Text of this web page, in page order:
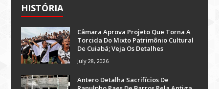
HISTÓRIA
Câmara Aprova Projeto Que Torna A
Torcida Do Mixto Patrimônio Cultural
De Cuiabá; Veja Os Detalhes
July 28, 2026
Antero Detalha Sacrifícios De